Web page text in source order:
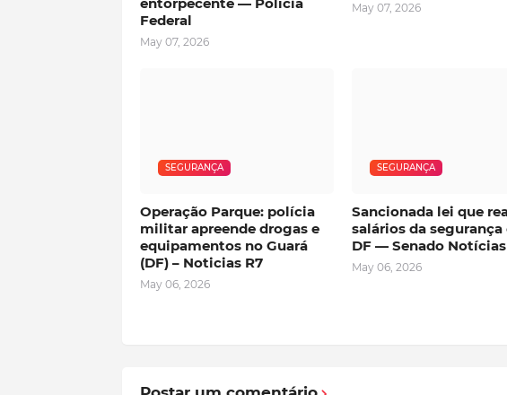
entorpecente — Polícia
Federal
May 07, 2026
May 07, 2026
SEGURANÇA
Operação Parque: polícia
militar apreende drogas e
equipamentos no Guará
(DF) – Noticias R7
May 06, 2026
SEGURANÇA
Sancionada lei que
salários da segurança
DF — Senado Notícias
May 06, 2026